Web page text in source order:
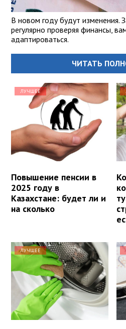
В новом году будут изменения.
регулярно проверяя финансы,
адаптироваться.
ЧИТАТЬ
ЛУЧШЕЕ
Повышение пенсии в
2025 году в
Казахстане: будет ли и
на сколько
ЛУЧШЕЕ